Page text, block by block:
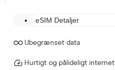
eSIM Detaljer
Ubegrænset data
Hurtigt og pålideligt internet